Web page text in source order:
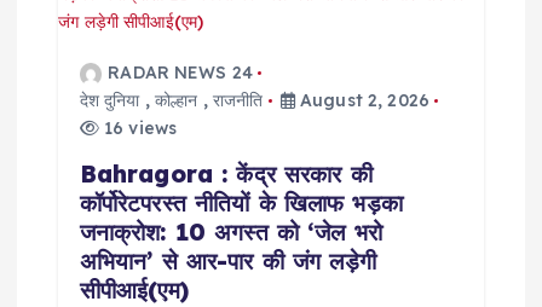
RADAR NEWS 24
देश दुनिया,कोल्हान , राजनीति
August 2, 2026
16 views
Bahragora : केंद्र सरकार की
कॉर्पोरेटपरस्त नीतियों के खिलाफ भड़का
जनाक्रोश: 10 अगस्त को ‘जेल भरो
अभियान’ से आर-पार की जंग लड़ेगी
सीपीआई(एम)